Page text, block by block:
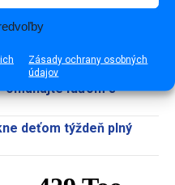
Zásady ochrany osobných
údajov
kam chodí rado a cíti sa
ľuďom s
deťom týždeň plný